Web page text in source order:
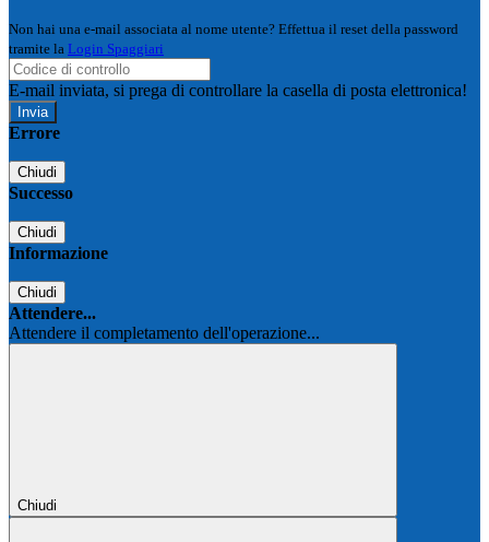
Non hai una e-mail associata al nome utente? Effettua il reset della password
tramite la Login Spaggiari
E-mail inviata, si prega di controllare la casella di posta elettronica!
Errore
Chiudi
Successo
Chiudi
Informazione
Chiudi
Attendere...
Attendere il completamento dell'operazione...
Chiudi